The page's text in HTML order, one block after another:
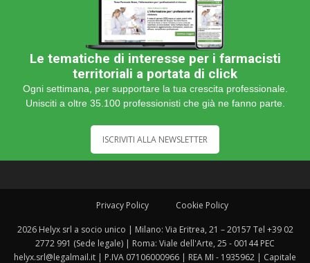
Le tematiche di interesse per i farmacisti
territoriali a portata di click
Ogni settimana, per supportare la tua crescita professionale.
Unisciti a oltre 35.100 professionisti che già ne fanno parte.
ISCRIVITI ALLA NEWSLETTER
Privacy Policy Cookie Policy
2026 Helyx srl a socio unico | Milano: Via Eritrea, 21 – 20157 Tel +39 02
2772 991 (Sede legale) | Roma: Viale dell'Arte, 25 - 00144 PEC
helyx.srl@legalmail.it | P.IVA 07106000966 | REA MI - 1935962 | Capitale